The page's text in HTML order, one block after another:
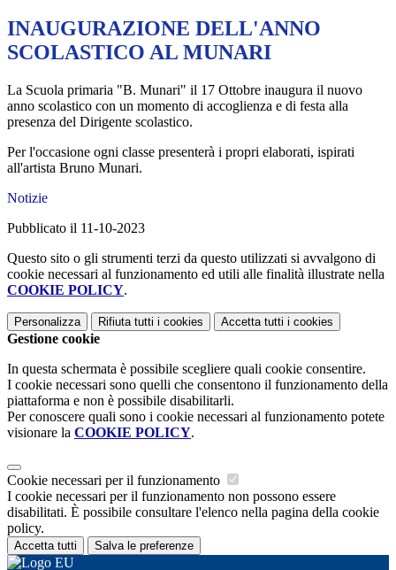
INAUGURAZIONE DELL'ANNO
SCOLASTICO AL MUNARI
La Scuola primaria "B. Munari" il 17 Ottobre inaugura il nuovo
anno scolastico con un momento di accoglienza e di festa alla
presenza del Dirigente scolastico.
Per l'occasione ogni classe presenterà i propri elaborati, ispirati
all'artista Bruno Munari.
Notizie
Pubblicato il 11-10-2023
Questo sito o gli strumenti terzi da questo utilizzati si avvalgono di
cookie necessari al funzionamento ed utili alle finalità illustrate nella
COOKIE POLICY.
Personalizza Rifiuta tutti i cookies Accetta tutti i cookies
Gestione cookie
In questa schermata è possibile scegliere quali cookie consentire.
I cookie necessari sono quelli che consentono il funzionamento della
piattaforma e non è possibile disabilitarli.
Per conoscere quali sono i cookie necessari al funzionamento potete
visionare la COOKIE POLICY.
Cookie necessari per il funzionamento
I cookie necessari per il funzionamento non possono essere
disabilitati. È possibile consultare l'elenco nella pagina della cookie
policy.
Accetta tutti Salva le preferenze